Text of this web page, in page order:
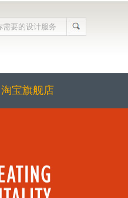
淘宝旗舰店